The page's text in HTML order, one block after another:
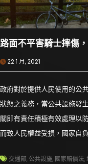
路面不平害騎士摔傷
22 1 月, 2021
政府對於提供人民使用的公
狀態之義務，當公共設施發
關即有責任積極有效處理以
而致人民權益受損，國家自
交通部,公共設施, 國家賠償法,